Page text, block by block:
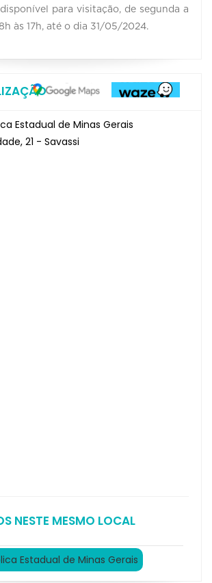
para visitação, de segunda a
às 17h, até o dia 31/05/2024.
Estadual de Minas Gerais
21 - Savassi
NESTE MESMO LOCAL
Estadual de Minas Gerais